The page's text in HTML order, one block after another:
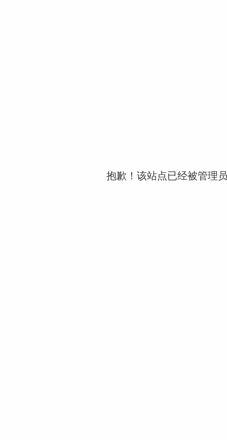
抱歉！该站点已经被管理